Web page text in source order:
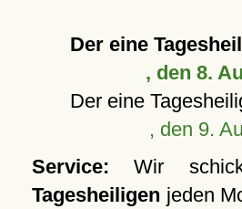
Der eine
, den 8.
Der eine
, den 9.
Service: Wir
Tagesheiligen jeden